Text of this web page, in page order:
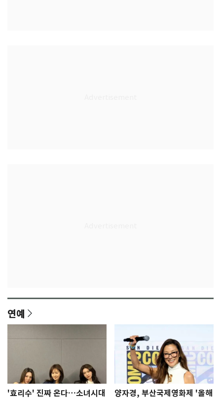
연예
'효리수' 진짜 온다…소녀시대
양자경, 부산국제영화제 '올해